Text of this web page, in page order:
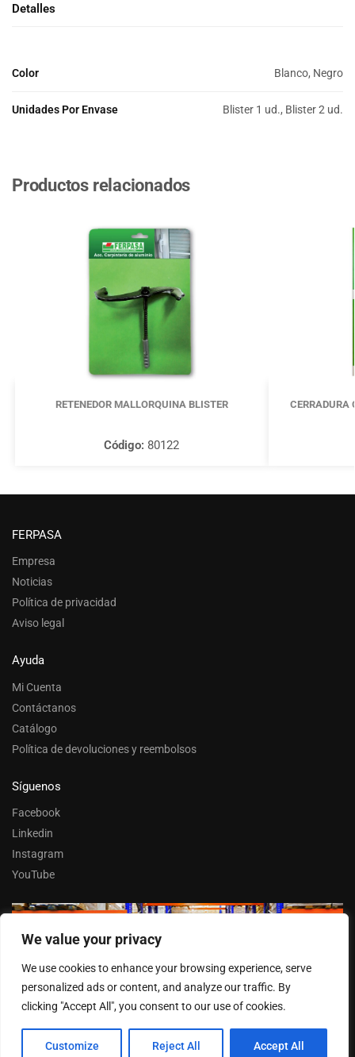
We value your privacy
We use cookies to enhance your browsing experience, serve
personalized ads or content, and analyze our traffic. By
clicking "Accept All", you consent to our use of cookies.
Customize Reject All Accept All
Detalles
Color Blanco, Negro
Unidades Por Envase Blister 1 ud., Blister 2 ud.
Productos relacionados
RETENEDOR MALLORQUINA BLISTER
Código: 80122
CERRADURA
FERPASA
Empresa
Noticias
Política de privacidad
Aviso legal
Ayuda
Mi Cuenta
Contáctanos
Catálogo
Política de devoluciones y reembolsos
Síguenos
Facebook
Linkedin
Instagram
YouTube
Trabaja con nosotros
Entrar
© FERPASA 2025 –